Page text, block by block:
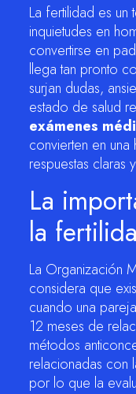
La fertilidad es un
inquietudes en
convertirse en
llega tan pronto
surjan dudas,
estado de salud
exámenes
convierten en
respuestas claras
La
la
La Organización
considera que
cuando una
12 meses de
métodos
relacionadas con
por lo que la